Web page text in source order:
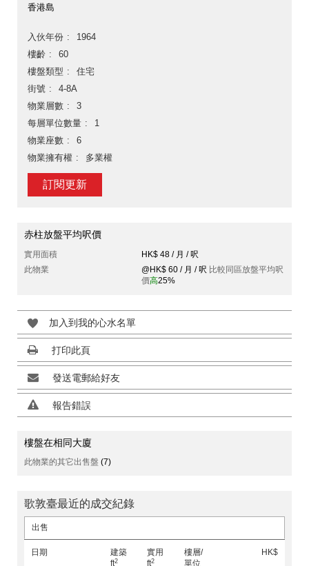
香港島
入伙年份
1964
樓齡
60
樓盤類型
住宅
街號
4-8A
物業層數
3
每層單位數量
1
物業座數
6
物業擁有權
多業權
訂閱更新
赤柱放盤平均呎價
實用面積
HK$ 48 / 月 / 呎
此物業
@HK$ 60 / 月 / 呎 比較同區放盤平均呎
價高25%
加入到我的心水名單
打印此頁
發送電郵給好友
報告錯誤
樓盤在相同大廈
此物業的其它出售盤 (7)
歌敦臺最近的成交紀錄
出售
日期
建築
ft2
實用
ft2
樓層/
單位
HK$